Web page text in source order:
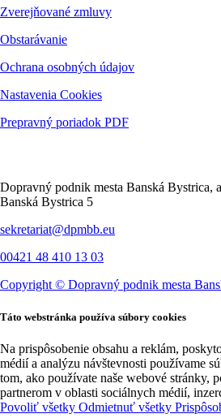
Zverejňované zmluvy
Obstarávanie
Ochrana osobných údajov
Nastavenia Cookies
Prepravný poriadok PDF
Dopravný podnik mesta Banská Bystrica,
Banská Bystrica 5
sekretariat@dpmbb.eu
00421 48 410 13 03
Copyright © Dopravný podnik mesta
Táto webstránka používa súbory cookies
Na prispôsobenie obsahu a reklám,
médií a analýzu návštevnosti používame
tom, ako používate naše webové stránky,
partnerom v oblasti sociálnych médií,
Povoliť všetky Odmietnuť všetky